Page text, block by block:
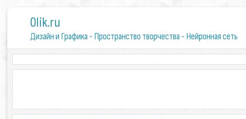
0lik.ru
Дизайн и Графика - Пространство творчества - Нейронная сеть